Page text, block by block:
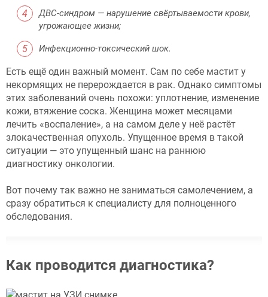
ДВС-синдром — нарушение свёртываемости крови,
угрожающее жизни;
Инфекционно-токсический шок.
Есть ещё один важный момент. Сам по себе мастит у
некормящих не перерождается в рак. Однако симптомы
этих заболеваний очень похожи: уплотнение, изменение
кожи, втяжение соска. Женщина может месяцами
лечить «воспаление», а на самом деле у неё растёт
злокачественная опухоль. Упущенное время в такой
ситуации — это упущенный шанс на раннюю
диагностику онкологии.
Вот почему так важно не заниматься самолечением, а
сразу обратиться к специалисту для полноценного
обследования.
Как проводится диагностика?